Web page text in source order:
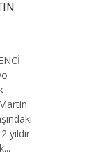
yıldır